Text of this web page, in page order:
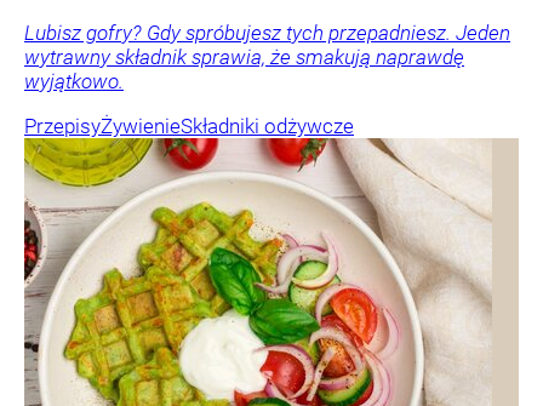
Lubisz gofry? Gdy spróbujesz tych przepadniesz. Jeden
wytrawny składnik sprawia, że smakują naprawdę
wyjątkowo.
PrzepisyŻywienieSkładniki odżywcze